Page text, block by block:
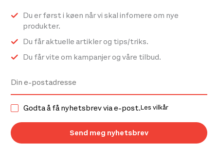
Du er først i køen når vi skal infomere om nye
produkter.
Du får aktuelle artikler og tips/triks.
Du får vite om kampanjer og våre tilbud.
Godta å få nyhetsbrev via e-post.Les vilkår